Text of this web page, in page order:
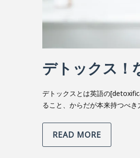
デトックス！
デトックスとは英語の
ること、からだが本来持つべ
READ MORE